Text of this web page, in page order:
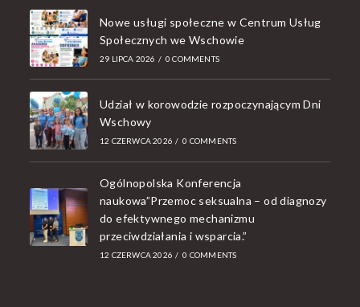
Nowe usługi społeczne w Centrum Usług
Społecznych we Wschowie
29 LIPCA 2026 / 0 COMMENTS
Udział w korowodzie rozpoczynającym Dni
Wschowy
12 CZERWCA 2026 / 0 COMMENTS
Ogólnopolska Konferencja
naukowa”Przemoc seksualna – od diagnozy
do efektywnego mechanizmu
przeciwdziałania i wsparcia.”
12 CZERWCA 2026 / 0 COMMENTS